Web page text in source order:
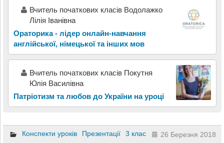
Вчитель початкових класів Водолажко
Лілія Іванівна
Ораторика - лідер онлайн-навчання
англійської, німецької та інших мов
Вчитель початкових класів Покутня
Юлія Василівна
Патріотизм та любов до України на уроці
Конспекти уроків Презентації 3 клас 26 Березня 2018